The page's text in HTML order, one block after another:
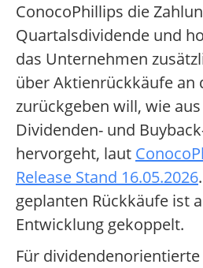
ConocoPhillips die
Quartalsdividende und
das Unternehmen
über Aktienrückkäufe an
zurückgeben will, wie
Dividenden- und
hervorgeht, laut
Release Stand 16.05.2026
geplanten Rückkäufe ist
Entwicklung gekoppelt.
Für